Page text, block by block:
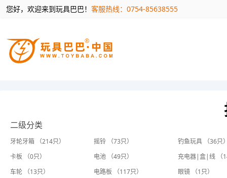
您好，欢迎来到玩具巴巴！ 客服热线：0754-85638555
二级分类
牙轮牙箱 （214只） 摇铃 （73只）
钓鱼玩具 （36只
卡板 （0只）
电池 （49只）
充电器|盒|线 （
车轮 （13只）
电路板 （117只）
眼镜 （1只）